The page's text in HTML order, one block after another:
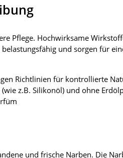
Pflege. Hochwirksame
belastungsfähig und sorgen für
Richtlinien für kontrollierte
z.B. Silikonöl) und ohne
und frische Narben. Die